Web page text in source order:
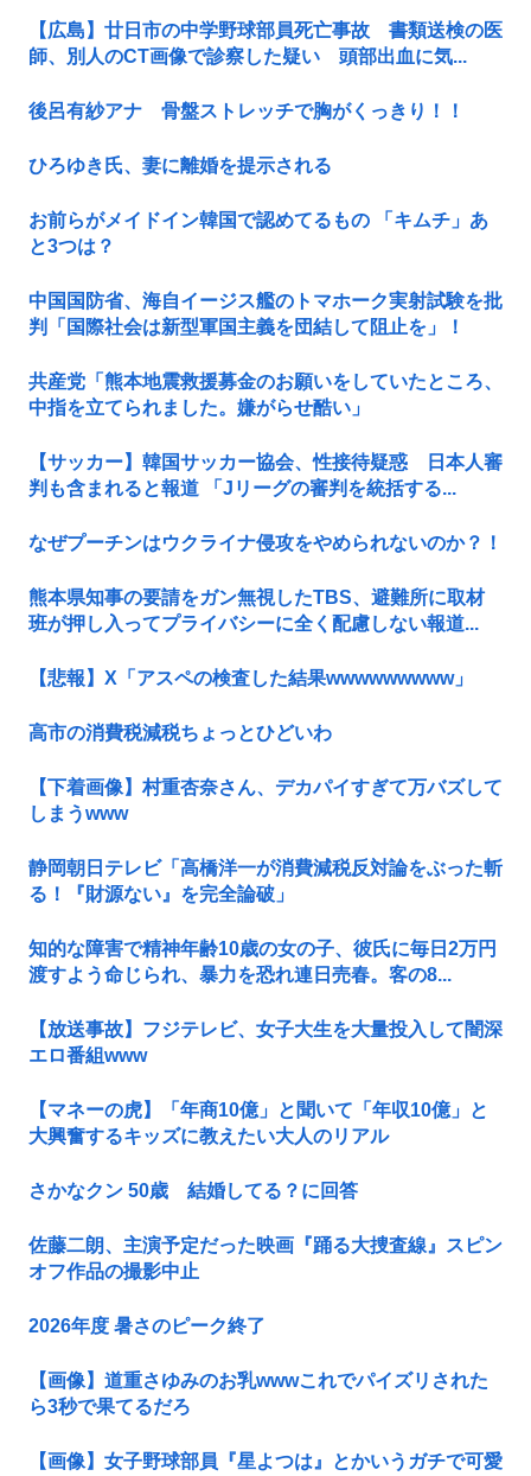
【広島】廿日市の中学野球部員死亡事故 書類送検の医
師、別人のCT画像で診察した疑い 頭部出血に気...
後呂有紗アナ 骨盤ストレッチで胸がくっきり！！
ひろゆき氏、妻に離婚を提示される
お前らがメイドイン韓国で認めてるもの 「キムチ」あ
と3つは？
中国国防省、海自イージス艦のトマホーク実射試験を批
判「国際社会は新型軍国主義を団結して阻止を」！
共産党「熊本地震救援募金のお願いをしていたところ、
中指を立てられました。嫌がらせ酷い」
【サッカー】韓国サッカー協会、性接待疑惑 日本人審
判も含まれると報道 「Jリーグの審判を統括する...
なぜプーチンはウクライナ侵攻をやめられないのか？！
熊本県知事の要請をガン無視したTBS、避難所に取材
班が押し入ってプライバシーに全く配慮しない報道...
【悲報】X「アスペの検査した結果wwwwwwwww」
高市の消費税減税ちょっとひどいわ
【下着画像】村重杏奈さん、デカパイすぎて万バズして
しまうwww
静岡朝日テレビ「高橋洋一が消費減税反対論をぶった斬
る！『財源ない』を完全論破」
知的な障害で精神年齢10歳の女の子、彼氏に毎日2万円
渡すよう命じられ、暴力を恐れ連日売春。客の8...
【放送事故】フジテレビ、女子大生を大量投入して闇深
エロ番組www
【マネーの虎】「年商10億」と聞いて「年収10億」と
大興奮するキッズに教えたい大人のリアル
さかなクン 50歳 結婚してる？に回答
佐藤二朗、主演予定だった映画『踊る大捜査線』スピン
オフ作品の撮影中止
2026年度 暑さのピーク終了
【画像】道重さゆみのお乳wwwこれでパイズリされた
ら3秒で果てるだろ
【画像】女子野球部員『星よつは』とかいうガチで可愛